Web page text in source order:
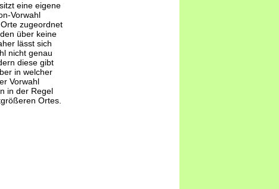
eine eigene
Vorwahl
zugeordnet
über keine
lässt sich
nicht genau
diese gibt
in welcher
Vorwahl
in der Regel
Ortes.